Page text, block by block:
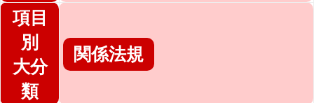
項目
別
大分
類
関係法規